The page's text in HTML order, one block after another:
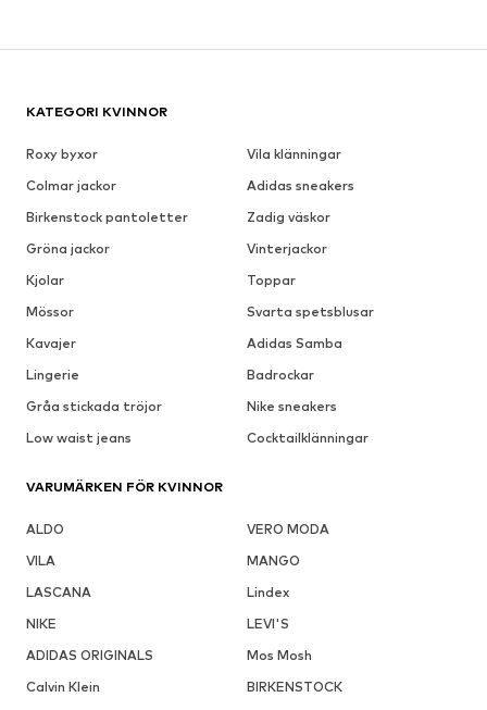
KATEGORI KVINNOR
Roxy byxor
Vila klänningar
Colmar jackor
Adidas sneakers
Birkenstock pantoletter
Zadig väskor
Gröna jackor
Vinterjackor
Kjolar
Toppar
Mössor
Svarta spetsblusar
Kavajer
Adidas Samba
Lingerie
Badrockar
Gråa stickada tröjor
Nike sneakers
Low waist jeans
Cocktailklänningar
VARUMÄRKEN FÖR KVINNOR
ALDO
VERO MODA
VILA
MANGO
LASCANA
Lindex
NIKE
LEVI'S
ADIDAS ORIGINALS
Mos Mosh
Calvin Klein
BIRKENSTOCK